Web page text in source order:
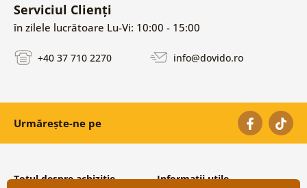
Serviciul Clienți
în zilele lucrătoare Lu-Vi: 10:00 - 15:00
+40 37 710 2270 info@dovido.ro
Urmărește-ne pe
Totul despre achiziție Informații utile